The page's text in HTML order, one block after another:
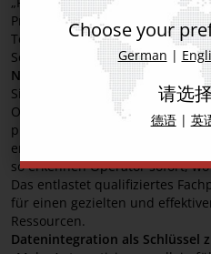
Produkte deutlich
Testdrucken werden optimale
Schablonendruck bestimmt.
Neu: Unterstützung im
Sind SIPLACE
Optimization Abweichungen im
priorisiert die passenden
erscheinen direkt auf dem
so erkennen Operator sofort,
Das entlastet qualifiziertes
für einen gezielten und
Ressourcen.
Datenintegration als Schlüssel
Choose your
German |
请选
德语 | 英